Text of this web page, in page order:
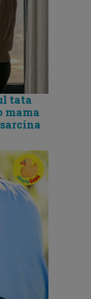
tata
mama